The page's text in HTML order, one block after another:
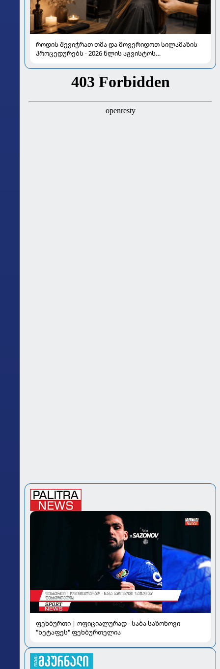
როდის შევიჭრათ თმა და მოვერიდოთ სილამაზის
პროცედურებს - 2026 წლის აგვისტოს
ფეხბურთი | ოფიციალურად - საბა საზონოვი
"ხეტაფეს" ფეხბურთელია